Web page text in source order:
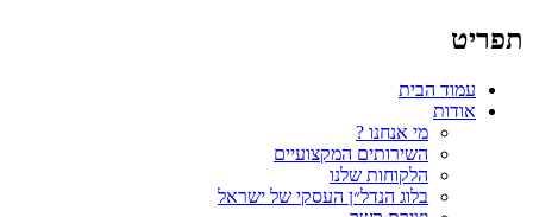
תפריט
עמוד הבית
אודות
מי אנחנו ?
השירותים המקצועיים
הלקוחות שלנו
בלוג הנדל״ן העסקי של ישראל